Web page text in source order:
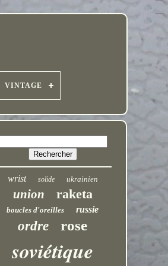
VINTAGE
wrist solide ukrainien
union raketa
boucles d'oreilles russie
ordre rose
soviétique